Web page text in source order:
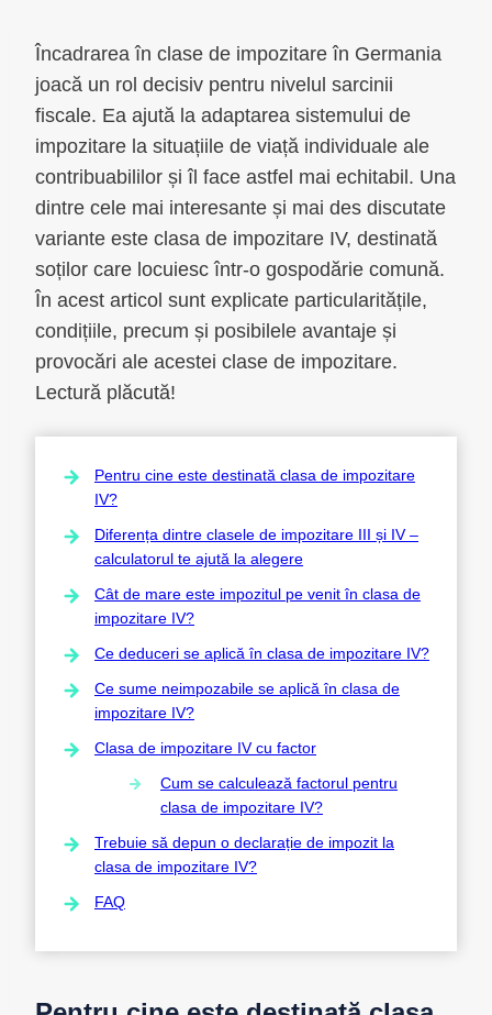
Încadrarea în clase de impozitare în Germania
joacă un rol decisiv pentru nivelul sarcinii
fiscale. Ea ajută la adaptarea sistemului de
impozitare la situațiile de viață individuale ale
contribuabililor și îl face astfel mai echitabil. Una
dintre cele mai interesante și mai des discutate
variante este clasa de impozitare IV, destinată
soților care locuiesc într-o gospodărie comună.
În acest articol sunt explicate particularitățile,
condițiile, precum și posibilele avantaje și
provocări ale acestei clase de impozitare.
Lectură plăcută!
Pentru cine este destinată clasa de impozitare
IV?
Diferența dintre clasele de impozitare III și IV –
calculatorul te ajută la alegere
Cât de mare este impozitul pe venit în clasa de
impozitare IV?
Ce deduceri se aplică în clasa de impozitare IV?
Ce sume neimpozabile se aplică în clasa de
impozitare IV?
Clasa de impozitare IV cu factor
Cum se calculează factorul pentru
clasa de impozitare IV?
Trebuie să depun o declarație de impozit la
clasa de impozitare IV?
FAQ